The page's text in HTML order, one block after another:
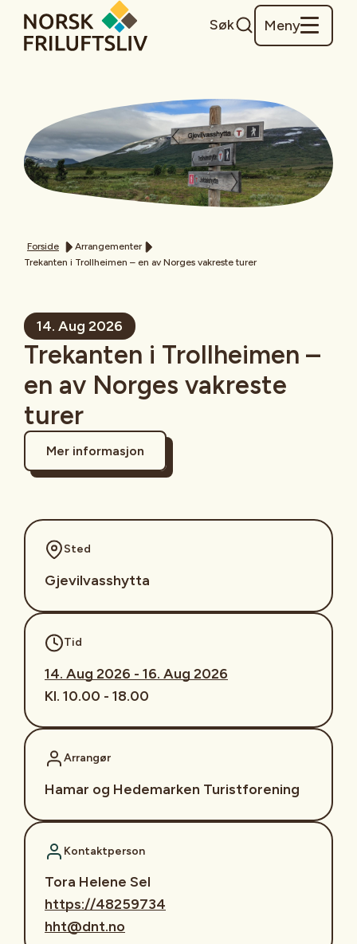
Søk Meny
Forside
Arrangementer
Trekanten i Trollheimen – en av Norges vakreste turer
14. Aug 2026
Trekanten i Trollheimen –
en av Norges vakreste
turer
Mer informasjon
Sted
Gjevilvasshytta
Tid
14. Aug 2026 - 16. Aug 2026
Kl. 10.00 - 18.00
Arrangør
Hamar og Hedemarken Turistforening
Kontaktperson
Tora Helene Sel
https://48259734
hht@dnt.no